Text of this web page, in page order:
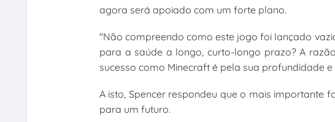
agora será apoiado com um forte plano.
"Não compreendo como este jogo foi lançado
para a saúde a longo, curto-longo prazo? A
sucesso como Minecraft é pela sua profundidade
A isto, Spencer respondeu que o mais importante
para um futuro.